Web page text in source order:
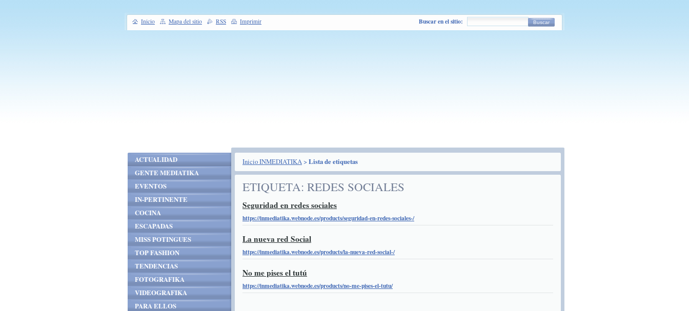
Inicio INMEDIATIKA> Lista de etiquetas
ETIQUETA: REDES SOCIALES
Seguridad en redes sociales
https://inmediatika.webnode.es/products/seguridad-en-redes-sociales-/
La nueva red Social
https://inmediatika.webnode.es/products/la-nueva-red-social-/
No me pises el tutú
https://inmediatika.webnode.es/products/no-me-pises-el-tutu/
ACTUALIDAD
GENTE MEDIATIKA
EVENTOS
IN-PERTINENTE
COCINA
ESCAPADAS
MISS POTINGUES
TOP FASHION
TENDENCIAS
FOTOGRAFIKA
VIDEOGRAFIKA
PARA ELLOS
Inicio Mapa del sitio RSS Imprimir Buscar en el sitio: Buscar